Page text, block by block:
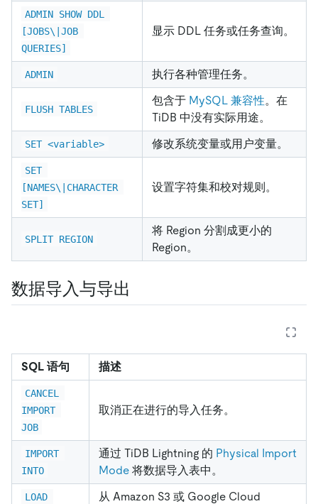
ADMIN SHOW DDL
[JOBS\|JOB
QUERIES]
显示 DDL 任务或任务查询。
ADMIN 执行各种管理任务。
FLUSH TABLES
包含于 MySQL 兼容性。在
TiDB 中没有实际用途。
SET <variable> 修改系统变量或用户变量。
SET
[NAMES\|CHARACTER
SET]
设置字符集和校对规则。
SPLIT REGION
将 Region 分割成更小的
Region。
数据导入与导出
SQL 语句 描述
CANCEL
IMPORT
JOB
取消正在进行的导入任务。
IMPORT
INTO
通过 TiDB Lightning 的 Physical Import
Mode 将数据导入表中。
LOAD
从 Amazon S3 或 Google Cloud